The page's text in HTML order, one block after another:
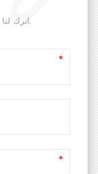
اترك لنا رسالة، وسوف نقوم بالرد عليك في أسرع وقت ممكن.